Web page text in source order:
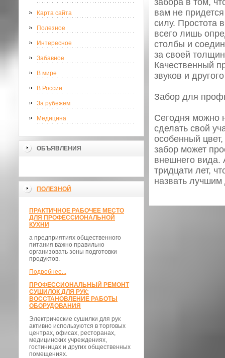
Карта сайта
Полезное
Интересное
Забавное
В мире
В России
За рубежем
Медицина
ОБЪЯВЛЕНИЯ
ПОЛЕЗНОЙ
ПРАКТИЧНОЕ РАБОЧЕЕ МЕСТО
ДЛЯ ПРОФЕССИОНАЛЬНОЙ
КУХНИ
а предприятиях общественного
питания важно правильно
организовать зоны подготовки
продуктов.
Подробнее...
ПРОФЕССИОНАЛЬНЫЙ РЕМОНТ
СУШИЛОК ДЛЯ РУК:
ВОССТАНОВЛЕНИЕ РАБОТЫ
ОБОРУДОВАНИЯ
Электрические сушилки для рук
активно используются в торговых
центрах, офисах, ресторанах,
медицинских учреждениях,
гостиницах и других общественных
помещениях.
забора в том,
вам не
силу. Простота
всего лишь
столбы и
за своей
Качественный
звуков и
Забор для
Сегодня можно
сделать свой
особенный
забор может
внешнего вида.
тридцати лет,
назвать